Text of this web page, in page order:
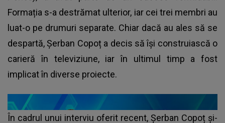
Formația s-a destrămat ulterior, iar cei trei membri au
luat-o pe drumuri separate. Chiar dacă au ales să se
despartă, Șerban Copoț a decis să își construiască o
carieră în televiziune, iar în ultimul timp a fost
implicat în diverse proiecte.
În cadrul unui interviu oferit recent, Șerban Copoț și-